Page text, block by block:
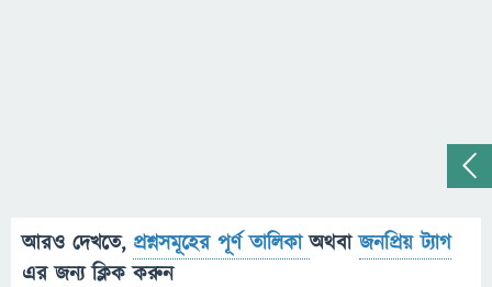
আরও দেখতে, প্রশ্নসমূহের পূর্ণ তালিকাঅথবাজনপ্রিয় ট্যাগ
এর জন্য ক্লিক করুন